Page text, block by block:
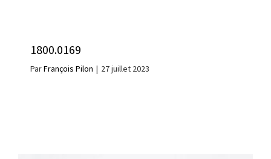
1800.0169
ParFrançois Pilon | 27 juillet 2023